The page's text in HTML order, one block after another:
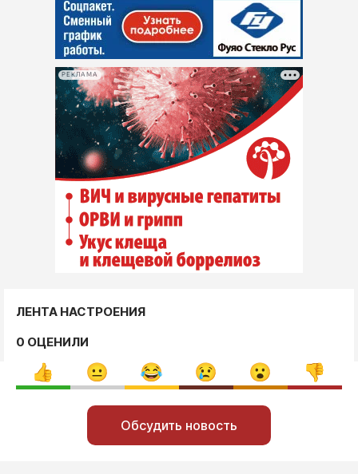
РЕКЛАМА
ЛЕНТА НАСТРОЕНИЯ
0 ОЦЕНИЛИ
Обсудить новость